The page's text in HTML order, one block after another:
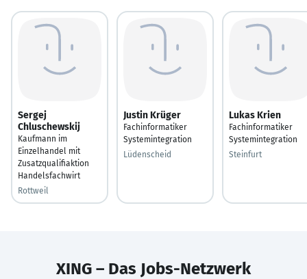
Sergej
Chluschewskij
Kaufmann im
Einzelhandel mit
Zusatzqualifiaktion
Handelsfachwirt
Rottweil
Justin Krüger
Fachinformatiker
Systemintegration
Lüdenscheid
Lukas Krien
Fachinformatiker
Systemintegration
Steinfurt
XING – Das Jobs-Netzwerk